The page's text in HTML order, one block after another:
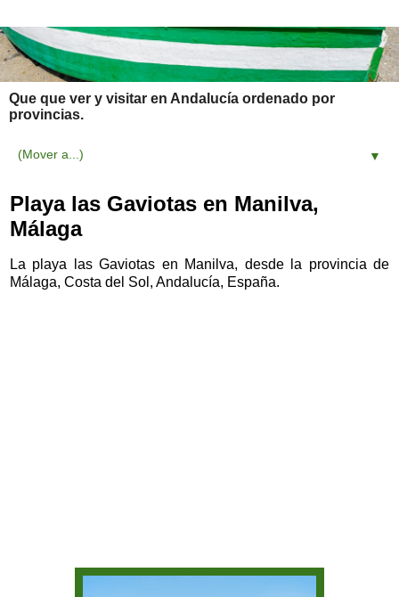
Que que ver y visitar en Andalucía ordenado por
provincias.
▼
Playa las Gaviotas en Manilva,
Málaga
La playa las Gaviotas en Manilva, desde la provincia de
Málaga, Costa del Sol, Andalucía, España.